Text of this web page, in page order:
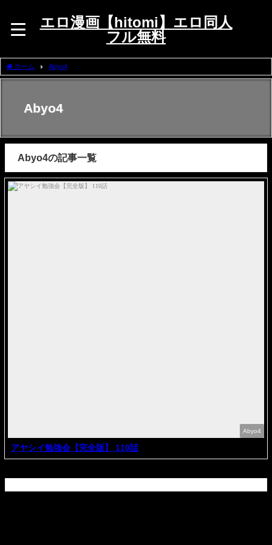
エロ漫画【hitomi】エロ同人
フル無料
ホーム Abyo4
Abyo4
Abyo4の記事一覧
Abyo4
アヤシイ勉強会【完全版】 110話